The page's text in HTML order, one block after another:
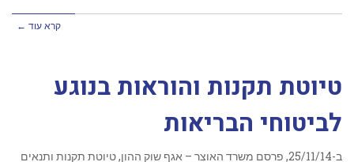
קרא עוד ←
טיוטת תקנות והוראות בנוגע
לביטוחי הבריאות
ב-25/11/14, פרסם משרד האוצר – אגף שוק ההון, טיוטת תקנות ותנאים